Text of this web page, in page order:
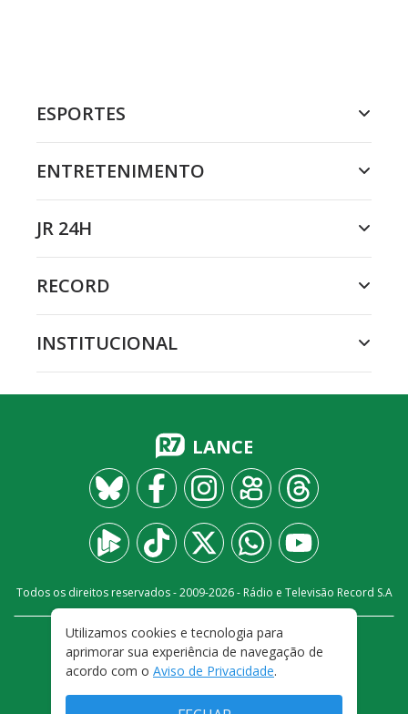
ESPORTES
ENTRETENIMENTO
JR 24H
RECORD
INSTITUCIONAL
LANCE
Todos os direitos reservados - 2009-2026- Rádio e Televisão Record S.A
FALE CONOSCO
PRIVACIDADE
TERMOS E CONDIÇÕES DE USO
Utilizamos cookies e tecnologia para
aprimorar sua experiência de navegação de
acordo com o Aviso de Privacidade.